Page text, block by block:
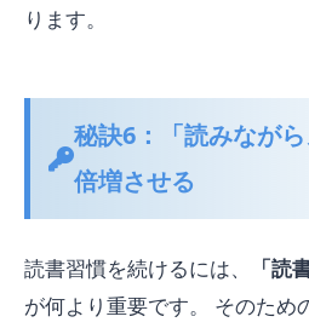
ります。
秘訣6：「読みなが
倍増させる
読書習慣を続けるには、
「読
が何より重要です。 そのため